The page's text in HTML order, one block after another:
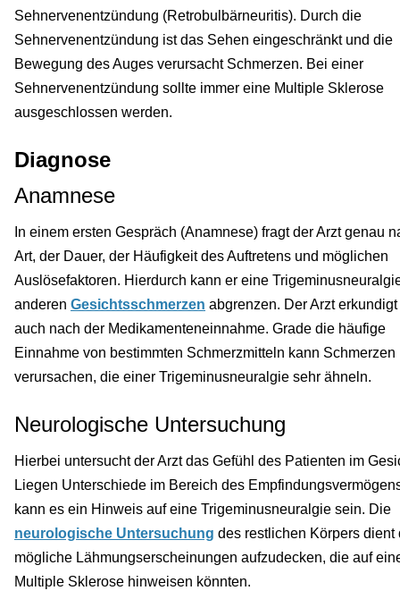
Sehnervenentzündung (Retrobulbärneuritis). Durch die
Sehnervenentzündung ist das Sehen eingeschränkt und die
Bewegung des Auges verursacht Schmerzen. Bei einer
Sehnervenentzündung sollte immer eine Multiple Sklerose
ausgeschlossen werden.
Diagnose
Anamnese
In einem ersten Gespräch (Anamnese) fragt der Arzt genau
Art, der Dauer, der Häufigkeit des Auftretens und möglichen
Auslösefaktoren. Hierdurch kann er eine
anderen Gesichtsschmerzen abgrenzen. Der Arzt
auch nach der Medikamenteneinnahme. Grade die häufige
Einnahme von bestimmten Schmerzmitteln kann Schmerzen
verursachen, die einer Trigeminusneuralgie sehr ähneln.
Neurologische Untersuchung
Hierbei untersucht der Arzt das Gefühl des Patienten im
Liegen Unterschiede im Bereich des
kann es ein Hinweis auf eine Trigeminusneuralgie sein. Die
neurologische Untersuchung des restlichen Körpers dient
mögliche Lähmungserscheinungen aufzudecken, die auf
Multiple Sklerose hinweisen könnten.